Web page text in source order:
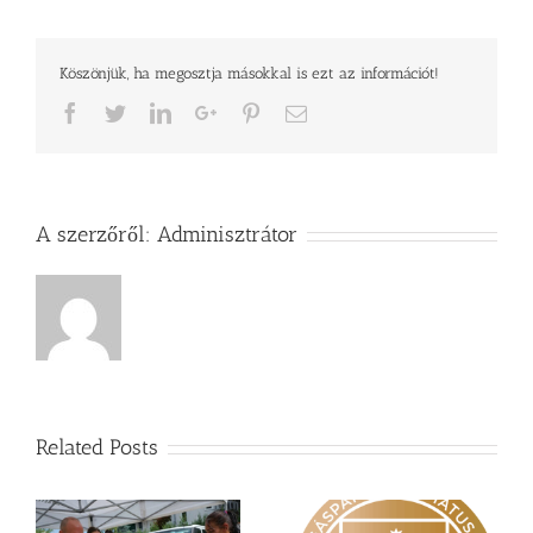
Köszönjük, ha megosztja másokkal is ezt az információt!
Facebook
TwitterLinkedInGoogle+PinterestEmail
A szerzőről: Adminisztrátor
Related Posts